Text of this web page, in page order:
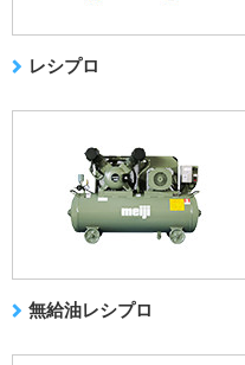
レシプロ
無給油レシプロ